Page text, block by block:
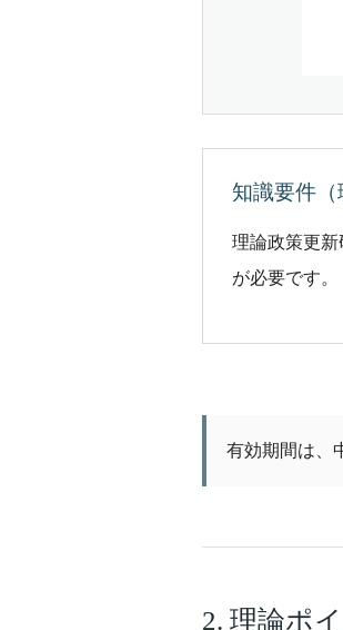
知識要件（
理論政策更
が必要です。
有効期間は、
2. 理論ポ